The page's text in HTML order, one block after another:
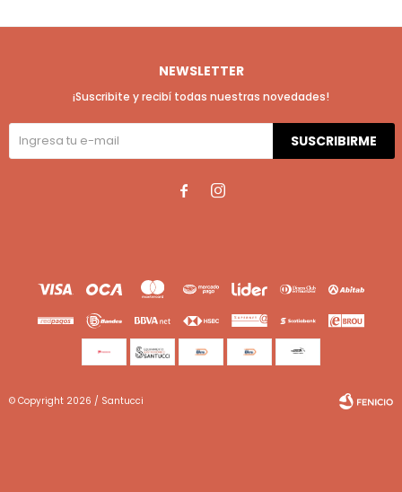
NEWSLETTER
¡Suscribite y recibí todas nuestras novedades!
SUSCRIBIRME
 
© Copyright 2026 / Santucci